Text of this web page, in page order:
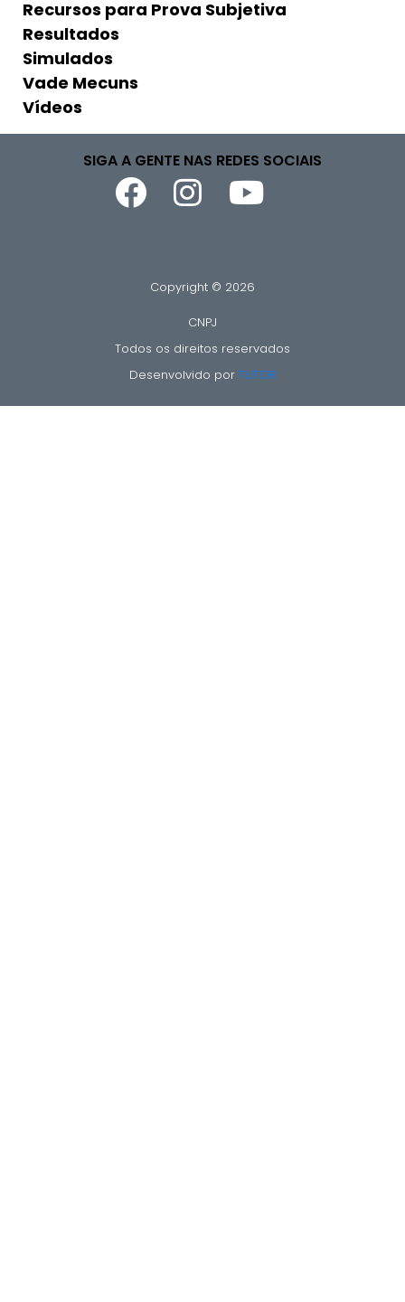
Recursos para Prova Subjetiva
Resultados
Simulados
Vade Mecuns
Vídeos
SIGA A GENTE NAS REDES SOCIAIS
Copyright © 2026
CNPJ
Todos os direitos reservados
Desenvolvido por TUTOR